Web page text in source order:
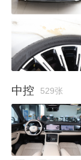
中控 529张